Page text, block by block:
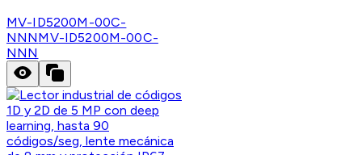
MV-ID5200M-00C-
NNNMV-ID5200M-00C-
NNN